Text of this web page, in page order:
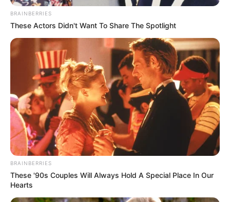
ΤΑ ΠΙΟ ΔΗΜΟΦΙΛΗ
BRAINBERRIES
These Actors Didn't Want To Share The Spotlight
BRAINBERRIES
These '90s Couples Will Always Hold A Special Place In Our
Hearts